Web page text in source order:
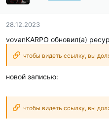
28.12.2023
vovanKARPO обновил(а)
чтобы видеть ссылку, вы
новой записью:
чтобы видеть ссылку, вы